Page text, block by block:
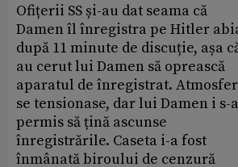
Ofițerii SS și-au dat seama că
Damen îl înregistra pe Hitler
după 11 minute de discuție, așa
au cerut lui Damen să oprească
aparatul de înregistrat.
se tensionase, dar lui Damen i s-a
permis să țină ascunse
înregistrările. Caseta i-a fost
înmânată biroului de cenzură